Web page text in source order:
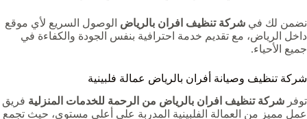
نضمن لك في شركة تنظيف افران بالرياض الوصول السريع لأي موقع
داخل الرياض، مع تقديم خدمة احترافية بنفس الجودة والكفاءة في
جميع الأحياء.
شركة تنظيف وصيانة أفران بالرياض عمالة فلبينية
توفر شركة تنظيف افران بالرياض من الرحمة للخدمات المنزلية فريق
عمل مميز من العمالة الفلبينية المدربة على أعلى مستوى، حيث تجمع